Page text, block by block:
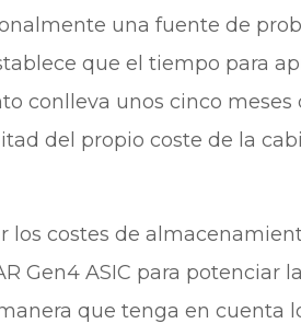
una fuente de
que el tiempo para
conlleva unos cinco meses
del propio coste de la
los costes de
Gen4 ASIC para potenciar
que tenga en cuenta